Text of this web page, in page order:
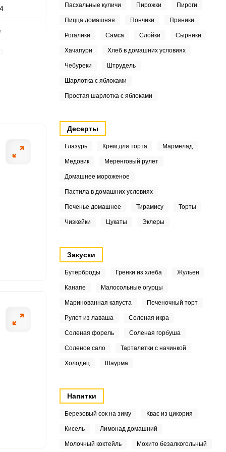
Пасхальные куличи Пирожки Пироги
Пицца домашняя Пончики Пряники
Рогалики Самса Слойки Сырники
Хачапури Хлеб в домашних условиях
Чебуреки Штрудель
Шарлотка с яблоками
Простая шарлотка с яблоками
Десерты
Глазурь Крем для торта Мармелад
Медовик Меренговый рулет
Домашнее мороженое
Пастила в домашних условиях
Печенье домашнее Тирамису Торты
Чизкейки Цукаты Эклеры
Закуски
Бутерброды Гренки из хлеба Жульен
Канапе Малосольные огурцы
Маринованная капуста Печеночный торт
Рулет из лаваша Соленая икра
Соленая форель Соленая горбуша
Соленое сало Тарталетки с начинкой
Холодец Шаурма
Напитки
Березовый сок на зиму Квас из цикория
Кисель Лимонад домашний
Молочный коктейль Мохито безалкогольный
закваску и сахар,